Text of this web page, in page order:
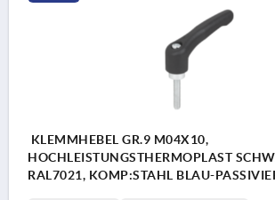
KLEMMHEBEL GR.9 M04X10,
HOCHLEISTUNGSTHERMOPLAST
RAL7021, KOMP:STAHL BLAU-